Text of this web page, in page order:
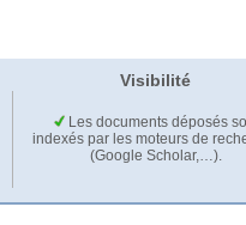
Visibilité
Les documents déposés
indexés par les moteurs de
(Google Scholar,…).